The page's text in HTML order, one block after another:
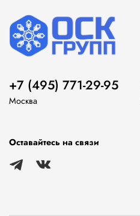
+7 (495) 771-29-95
Москва
Оставайтесь на связи